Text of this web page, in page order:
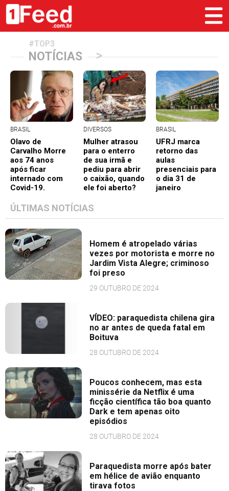
#TOP3
NOTÍCIAS >
BRASIL
Olavo de
Carvalho Morre
aos 74 anos
após ficar
internado com
Covid-19.
DIVERSOS
Mulher atrasou
para o enterro
de sua irmã e
pediu para abrir
o caixão, quando
ele foi aberto?
BRASIL
UFRJ marca
retorno das
aulas
presenciais para
o dia 31 de
janeiro
ÚLTIMAS NOTÍCIAS
Homem é atropelado várias
vezes por motorista e morre no
Jardim Vista Alegre; criminoso
foi preso
29 OUTUBRO DE 2024
VÍDEO: paraquedista chilena gira
no ar antes de queda fatal em
Boituva
28 OUTUBRO DE 2024
Poucos conhecem, mas esta
minissérie da Netflix é uma
ficção científica tão boa quanto
Dark e tem apenas oito
episódios
28 OUTUBRO DE 2024
Paraquedista morre após bater
em hélice de avião enquanto
tirava fotos